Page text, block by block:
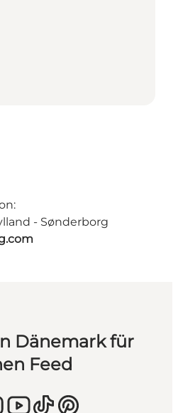
- Sønderborg
Dänemark für
Feed